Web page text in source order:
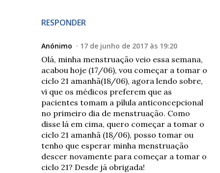
RESPONDER
Anónimo 17 de junho de 2017 às 19:20
Olá, minha menstruação veio essa semana,
acabou hoje (17/06), vou começar a tomar o
ciclo 21 amanhã(18/06), agora lendo sobre,
vi que os médicos preferem que as
pacientes tomam a pílula anticoncepcional
no primeiro dia de menstruação. Como
disse lá em cima, quero começar a tomar o
ciclo 21 amanhã (18/06), posso tomar ou
tenho que esperar minha menstruação
descer novamente para começar a tomar o
ciclo 21? Desde já obrigada!